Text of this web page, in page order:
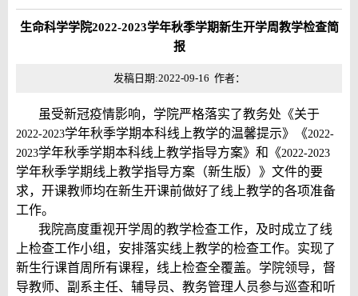
生命科学学院2022-2023学年秋季学期新生开学周教学检查简
报
发稿日期:2022-09-16 作者：
虽受新冠疫情影响，学院严格落实了教务处《关于
2022-2023学年秋季学期本科线上教学的温馨提示》《2022-
2023学年秋季学期本科线上教学指导方案》和《2022-2023
学年秋季学期线上教学指导方案（新生版）》文件的要
求，开课教师均在新生开课前做好了线上教学的各项准备
工作。
我院高度重视开学周的教学检查工作，及时成立了线
上检查工作小组，安排落实线上教学的检查工作。实现了
新生行课首周所有课程，线上检查全覆盖。学院领导，督
导教师、副系主任、辅导员、教务管理人员参与巡查和听